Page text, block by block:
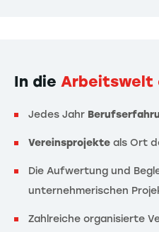
In die Arbeitswelt
Jedes Jahr
Vereinsprojekte als Ort
Die Aufwertung und
unternehmerischen
Zahlreiche organisierte